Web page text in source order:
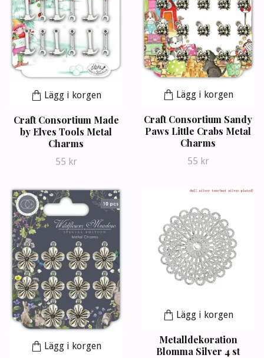
Lägg i korgen
Craft Consortium Made
by Elves Tools Metal
Charms
55 kr
Lägg i korgen
Craft Consortium Sandy
Paws Little Crabs Metal
Charms
55 kr
Lägg i korgen
Lägg i korgen
Metalldekoration
Blomma Silver 4 st